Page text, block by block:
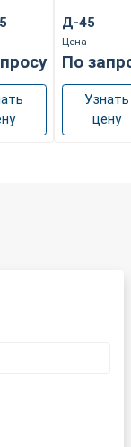
Д-45
Цена
По
Узнать
цену